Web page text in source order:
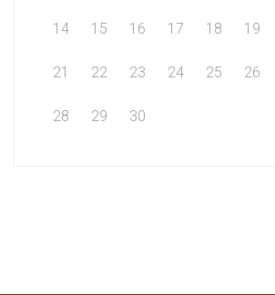
14 15 16 17 18 19
21 22 23 24 25 26
28 29 30